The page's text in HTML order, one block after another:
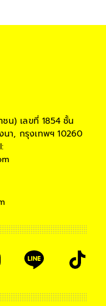
ชน) เลขที่ 1854 ชั้น
นา, กรุงเทพฯ 10260